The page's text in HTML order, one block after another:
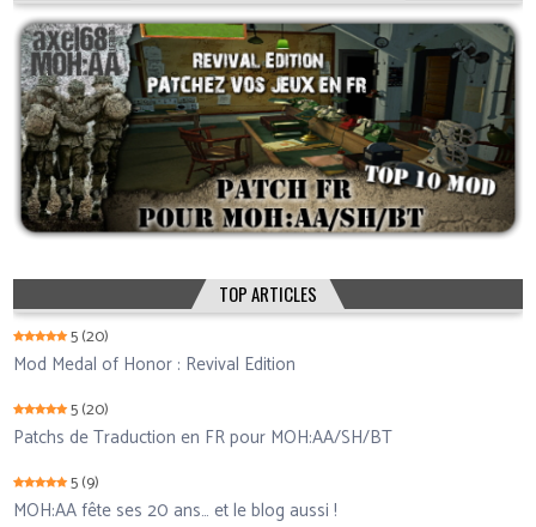
TOP ARTICLES
5(20)
Mod Medal of Honor : Revival Edition
5(20)
Patchs de Traduction en FR pour MOH:AA/SH/BT
5(9)
MOH:AA fête ses 20 ans… et le blog aussi !